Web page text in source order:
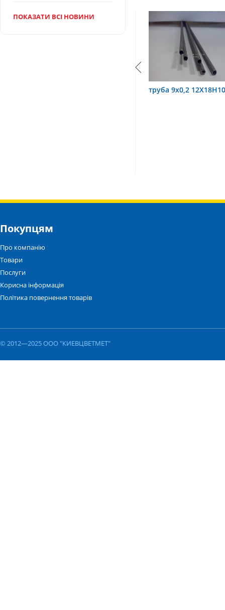
труба 9х0,2
ПОКАЗАТИ ВСІ НОВИНИ
Покупцям
Про компанію
Товари
Послуги
Корисна інформація
Політика повернення товарів
© 2012—2025 ООО "КИЕВЦВЕТМЕТ"